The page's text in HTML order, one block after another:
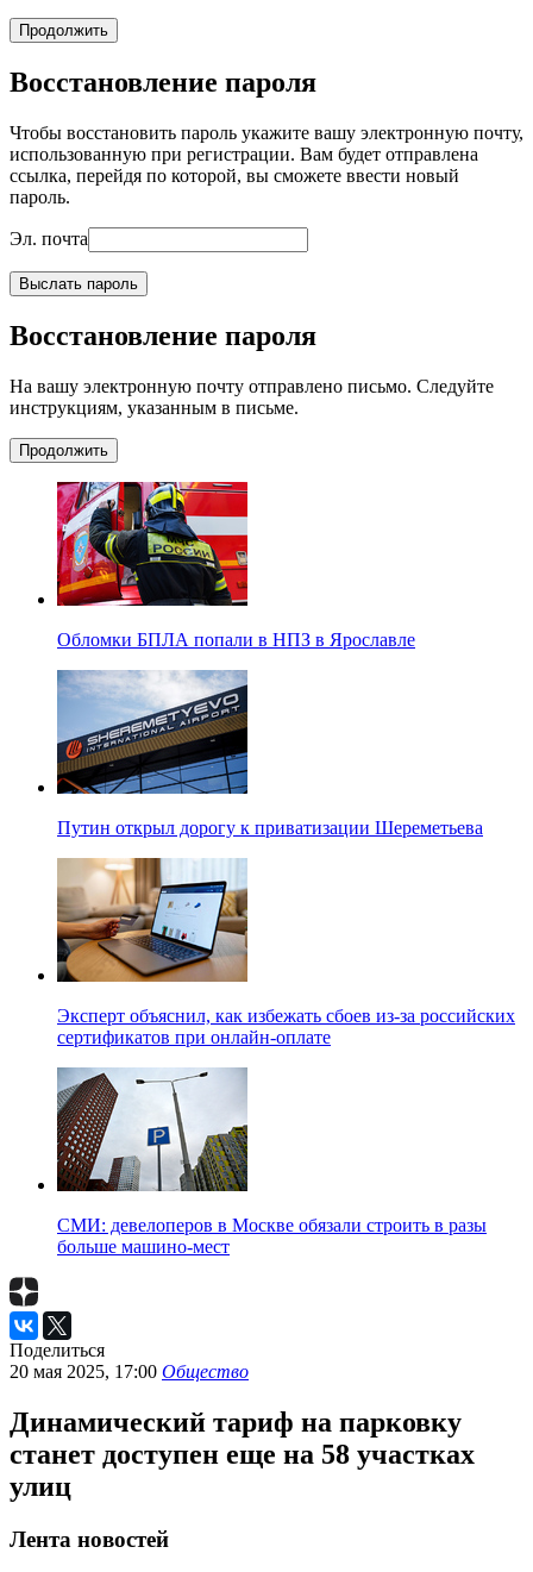
Продолжить
Восстановление пароля
Чтобы восстановить пароль укажите вашу электронную почту,
использованную при регистрации. Вам будет отправлена
ссылка, перейдя по которой, вы сможете ввести новый
пароль.
Эл. почта
Выслать пароль
Восстановление пароля
На вашу электронную почту отправлено письмо. Следуйте
инструкциям, указанным в письме.
Продолжить
Обломки БПЛА попали в НПЗ в Ярославле
Путин открыл дорогу к приватизации Шереметьева
Эксперт объяснил, как избежать сбоев из-за российских
сертификатов при онлайн-оплате
СМИ: девелоперов в Москве обязали строить в разы
больше машино-мест
Поделиться
20 мая 2025, 17:00 Общество
Динамический тариф на парковку
станет доступен еще на 58 участках
улиц
Лента новостей